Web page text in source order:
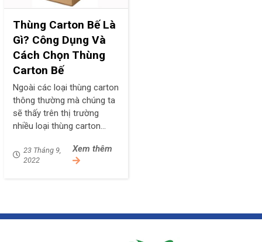
Thùng Carton Bế Là
Gì? Công Dụng Và
Cách Chọn Thùng
Carton Bế
Ngoài các loại thùng carton
thông thường mà chúng ta
sẽ thấy trên thị trường
nhiều loại thùng carton
tính thẩm mỹ và bảo vệ
hàng hóa khi vận chuyển
23 Tháng 9,
2022
Xem thêm